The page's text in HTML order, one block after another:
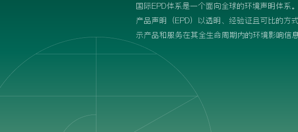
国际EPD体系是一个面向全球的环境声明体系
产品声明（EPD）以透明、经验证且可比的方
示产品和服务在其全生命周期内的环境影响信息